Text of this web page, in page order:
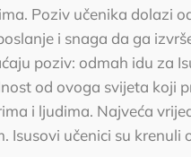
Poziv učenika dolazi
i snaga da ga
poziv: odmah idu za
od ovoga svijeta koji
i ljudima. Najveća
Isusovi učenici su krenuli